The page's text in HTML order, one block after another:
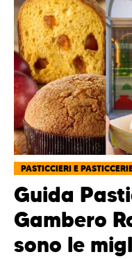
PASTICCIERI E
Guida
Gambero
sono le